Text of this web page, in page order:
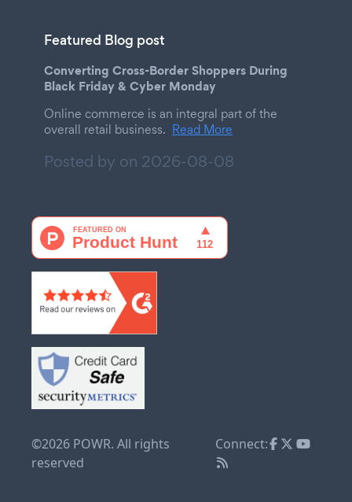
Featured Blog post
Converting Cross-Border Shoppers During
Black Friday & Cyber Monday
Online commerce is an integral part of the
overall retail business. Read More
Posted by on 2026-08-08
©2026 POWR. All rights
reserved
Connect: